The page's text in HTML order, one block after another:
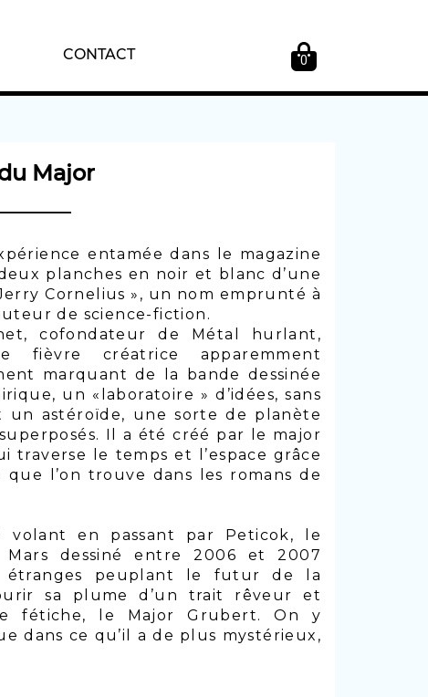
CONTACT 0
Major
entamée dans le magazine
planches en noir et blanc d’une
Cornelius », un nom emprunté à
de science-fiction.
cofondateur de Métal hurlant,
fièvre créatrice apparemment
marquant de la bande dessinée
un «laboratoire » d’idées, sans
un astéroïde, une sorte de planète
Il a été créé par le major
traverse le temps et l’espace grâce
l’on trouve dans les romans de
volant en passant par Peticok, le
dessiné entre 2006 et 2007
étranges peuplant le futur de la
sa plume d’un trait rêveur et
fétiche, le Major Grubert. On y
dans ce qu’il a de plus mystérieux,